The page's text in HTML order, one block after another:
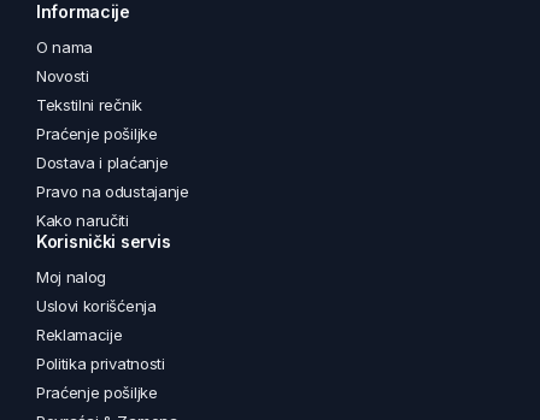
Informacije
O nama
Novosti
Tekstilni rečnik
Praćenje pošiljke
Dostava i plaćanje
Pravo na odustajanje
Kako naručiti
Korisnički servis
Moj nalog
Uslovi korišćenja
Reklamacije
Politika privatnosti
Praćenje pošiljke